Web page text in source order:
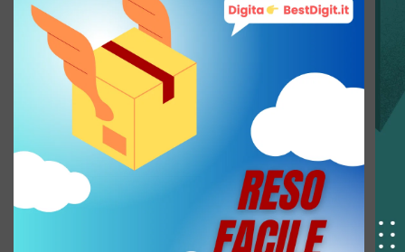
Collocazione tastiera: Base e cornetta
GESTIONE CHIAMATA
Identificatore di chiamata: Sì